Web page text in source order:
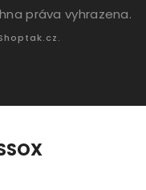
práva vyhrazena.